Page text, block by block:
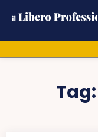
Tag: